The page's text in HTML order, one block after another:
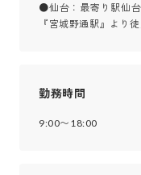
●仙台：最寄り駅仙
『宮城野通駅』より徒
勤務時間
9:00〜18:00